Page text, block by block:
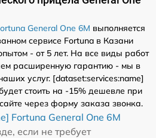
General One 6M выполняется
сервисе Fortuna в Казани
- от 5 лет. На все виды работ
расширенную гарантию - мы в
услуг. [dataset:services:name]
стоить на -15% дешевле при
через форму заказа звонка.
Fortuna General One 6M
если не требует